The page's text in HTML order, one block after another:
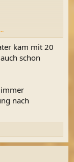
kam mit 20
schon
immer
nach